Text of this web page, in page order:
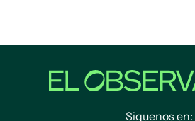
Siguenos en: